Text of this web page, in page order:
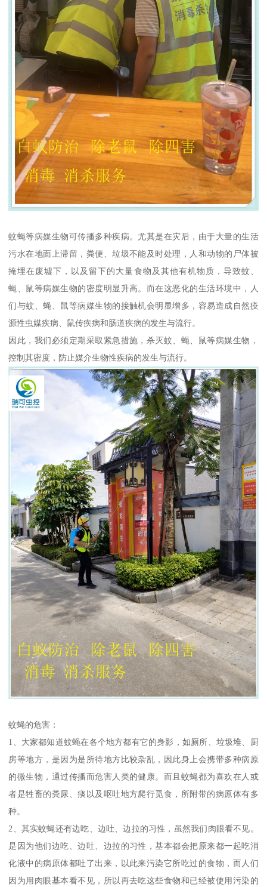
蚊蝇等病媒生物可传播多种疾病。尤其是在灾后，由于大量的生活
污水在地面上滞留，粪便、垃圾不能及时处理，人和动物的尸体被
掩埋在废墟下，以及留下的大量食物及其他有机物质，导致蚊、
蝇、鼠等病媒生物的密度明显升高。而在这恶化的生活环境中，人
们与蚊、蝇、鼠等病媒生物的接触机会明显增多，容易造成自然疫
源性虫媒疾病、鼠传疾病和肠道疾病的发生与流行。
因此，我们必须定期采取紧急措施，杀灭蚊、蝇、鼠等病媒生物，
控制其密度，防止媒介生物性疾病的发生与流行。
蚊蝇的危害：
1、大家都知道蚊蝇在各个地方都有它的身影，如厕所、垃圾堆、厨
房等地方，是因为是所待地方比较杂乱，因此身上会携带多种病原
的微生物，通过传播而危害人类的健康。而且蚊蝇都为喜欢在人或
者是牲畜的粪尿、痰以及呕吐地方爬行觅食，所附带的病原体有多
种。
2、其实蚊蝇还有边吃、边吐、边拉的习性，虽然我们肉眼看不见。
是因为他们边吃、边吐、边拉的习性，基本都会把原来都一起吃消
化液中的病原体都吐了出来，以此来污染它所吃过的食物，而人们
因为用肉眼基本看不见，所以再去吃这些食物和已经被使用污染的